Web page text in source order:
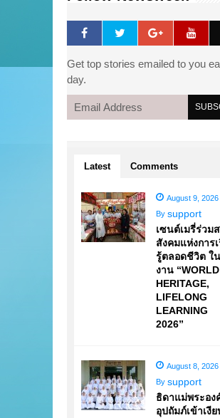
Get top stories emailed to you
day.
Latest Comments
August 9, 2026
By support
เซนต์เมรี่ร่วม
สังคมแห่งการ
รู้ตลอดชีวิต ใน
งาน “WORLD
HERITAGE,
LIFELONG
LEARNING
2026”
August 8, 2026
By support
ธิดาแม่พระอง
อุปถัมภ์เข้าเงีย